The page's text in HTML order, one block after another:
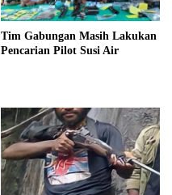
Tim Gabungan Masih Lakukan
Pencarian Pilot Susi Air